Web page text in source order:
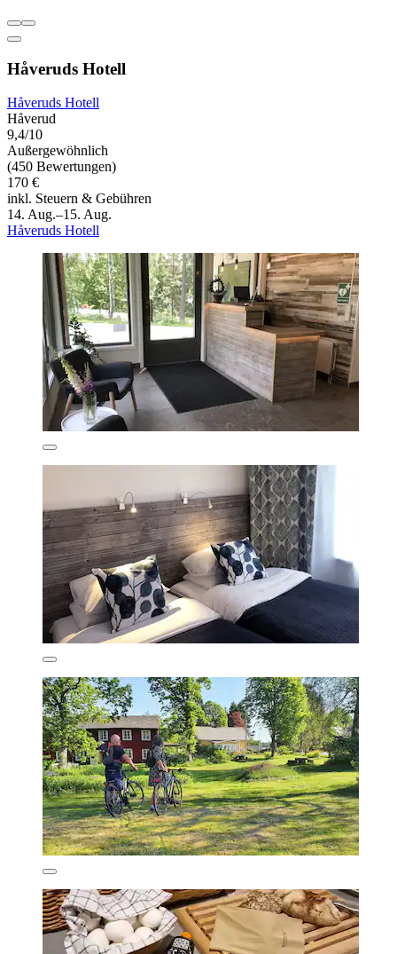
Håveruds Hotell
Håveruds Hotell
Håverud
9,4/10
Außergewöhnlich
(450 Bewertungen)
170 €
inkl. Steuern & Gebühren
14. Aug.–15. Aug.
Håveruds Hotell